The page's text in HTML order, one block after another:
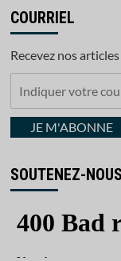
COURRIEL
Recevez nos
courrielJE M'ABONNE
SOUTENEZ-